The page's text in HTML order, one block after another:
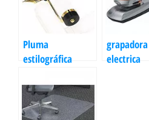
Pluma
estilográfica
grapadora
electrica